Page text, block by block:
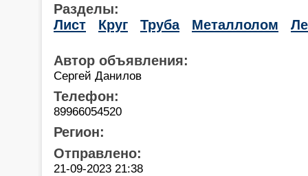
Разделы:
Лист
Круг Труба Металлолом
Автор объявления:
Сергей Данилов
Телефон:
89966054520
Регион:
Отправлено:
21-09-2023 21:38